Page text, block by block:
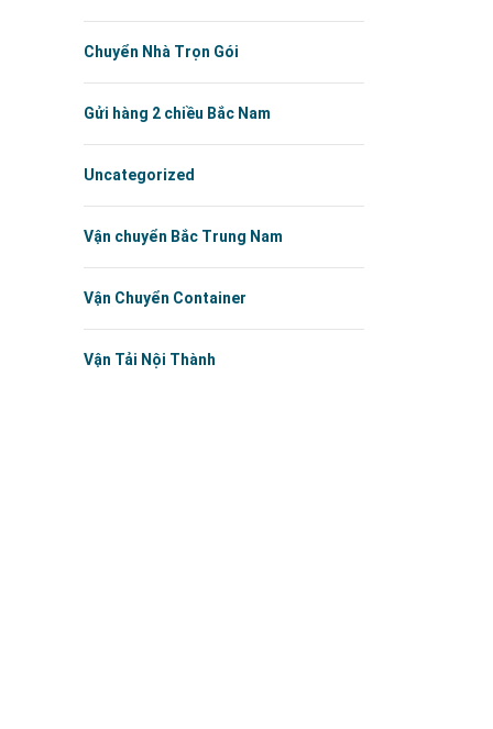
Chuyển Nhà Trọn Gói
Gửi hàng 2 chiều Bắc Nam
Uncategorized
Vận chuyển Bắc Trung Nam
Vận Chuyển Container
Vận Tải Nội Thành